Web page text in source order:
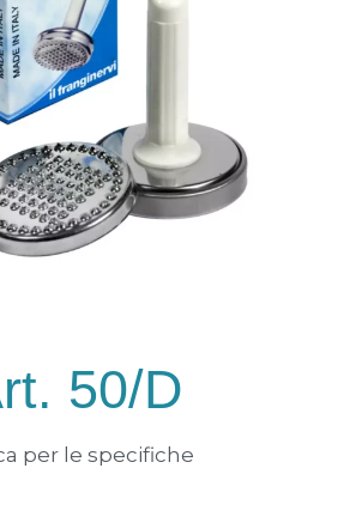
50/D
per le specifiche